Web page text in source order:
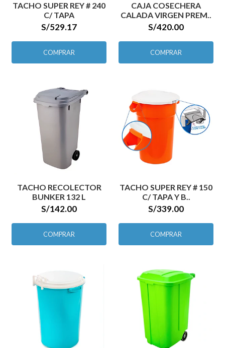
TACHO SUPER REY # 240
C/ TAPA
S/529.17
COMPRAR
CAJA COSECHERA
CALADA VIRGEN PREM..
S/420.00
COMPRAR
TACHO RECOLECTOR
BUNKER 132 L
S/142.00
COMPRAR
TACHO SUPER REY # 150
C/ TAPA Y B..
S/339.00
COMPRAR